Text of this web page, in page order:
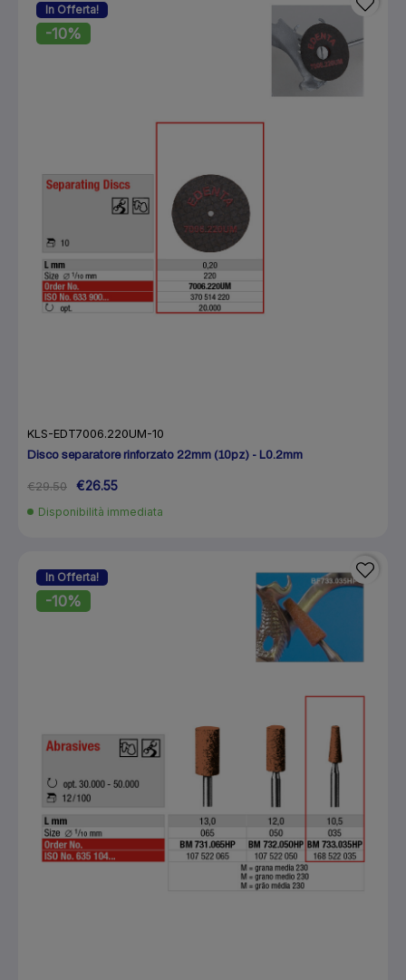
In Offerta!
-10%
KLS-EDT7006.220UM-10
Disco separatore rinforzato 22mm (10pz) - L0.2mm
€29.50 €26.55
Disponibilità immediata
In Offerta!
-10%